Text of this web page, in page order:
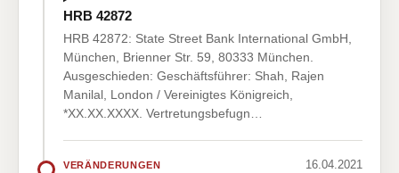
HRB 42872
HRB 42872: State Street Bank International GmbH,
München, Brienner Str. 59, 80333 München.
Ausgeschieden: Geschäftsführer: Shah, Rajen
Manilal, London / Vereinigtes Königreich,
*XX.XX.XXXX. Vertretungsbefugn…
VERÄNDERUNGEN 16.04.2021